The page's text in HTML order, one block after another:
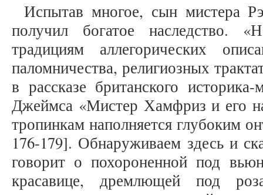
Испытав многое, сын мистера
получил богатое наследство.
традициям аллегорических
паломничества, религиозных
в рассказе британского
Джеймса «Мистер Хамфриз и его
тропинкам наполняется глубоким
176-179]. Обнаруживаем здесь и
говорит о похороненной под
красавице, дремлющей под